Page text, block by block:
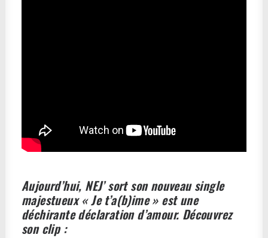
Aujourd’hui, NEJ’ sort son nouveau single
majestueux « Je t’a(b)ime » est une
déchirante déclaration d’amour. Découvrez
son clip :